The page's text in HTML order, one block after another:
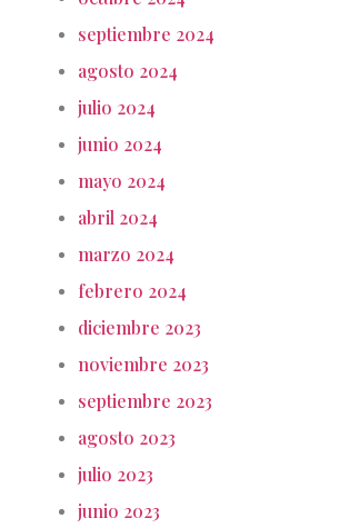
septiembre 2024
agosto 2024
julio 2024
junio 2024
mayo 2024
abril 2024
marzo 2024
febrero 2024
diciembre 2023
noviembre 2023
septiembre 2023
agosto 2023
julio 2023
junio 2023